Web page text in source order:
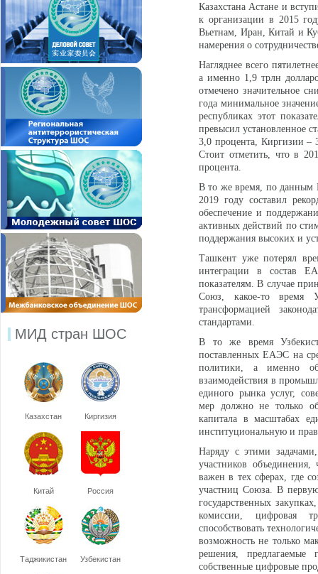
МИД стран ШОС
Казахстан Киргизия
Китай Россия
Таджикистан Узбекистан
Казахстана Астане и
к организации в 2015
Вьетнам, Иран, Китай и
намерения о
Нагляднее всего
а именно 1,9 трлн
отмечено значительное
года минимальное
республиках этот
превысил установленное
3,0 процента, Киргизии –
Стоит отметить, что в
процента.
В то же время, по данным
2019 году составил
обеспечение и
активных действий по
поддержания высоких и
Ташкент уже потерял
интеграции в состав
показателям. В случае
Союз, какое-то время
трансформацией
стандартами.
В то же время
поставленных ЕАЭС на
политики, а именно
взаимодействия в
единого рынка услуг,
мер должно не только
капитала в масштабах
институциональную и
Наряду с этими
участников
важен в тех сферах, где
участниц Союза. В первую
государственных
комиссии, цифровая
способствовать
возможность не только
решения, предлагаемые
собственные цифровые